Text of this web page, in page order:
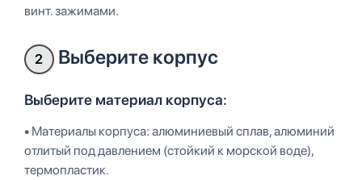
винт. зажимами.
2 Выберите корпус
Выберите материал корпуса:
• Материалы корпуса: алюминиевый сплав, алюминий
отлитый под давлением (стойкий к морской воде),
термопластик.